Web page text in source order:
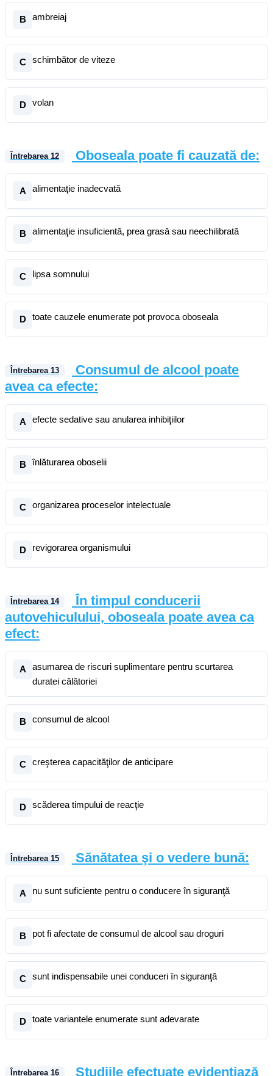
B ambreiaj
C schimbător de viteze
D volan
Întrebarea 12 Oboseala poate fi cauzată de:
A alimentaţie inadecvată
B alimentaţie insuficientă, prea grasă sau neechilibrată
C lipsa somnului
D toate cauzele enumerate pot provoca oboseala
Întrebarea 13
Consumul de alcool poate
avea ca efecte:
A efecte sedative sau anularea inhibiţiilor
B înlăturarea oboselii
C organizarea proceselor intelectuale
D revigorarea organismului
Întrebarea 14
În timpul conducerii
autovehiculului, oboseala poate avea ca
efect:
A
asumarea de riscuri suplimentare pentru scurtarea
duratei călătoriei
B consumul de alcool
C creşterea capacităţilor de anticipare
D scăderea timpului de reacţie
Întrebarea 15 Sănătatea şi o vedere bună:
A nu sunt suficiente pentru o conducere în siguranţă
B pot fi afectate de consumul de alcool sau droguri
C sunt indispensabile unei conduceri în siguranţă
D toate variantele enumerate sunt adevarate
Întrebarea 16 Studiile efectuate evidenţiază